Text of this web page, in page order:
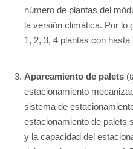
número de plantas del
la versión climática. Por lo
1, 2, 3, 4 plantas con
Aparcamiento de palets
estacionamiento
sistema de
estacionamiento de palets
y la capacidad del